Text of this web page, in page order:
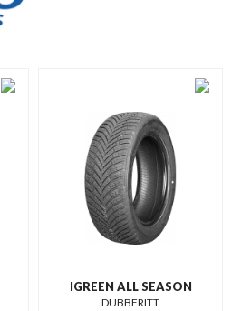
IGREEN ALL SEASON
DUBBFRITT